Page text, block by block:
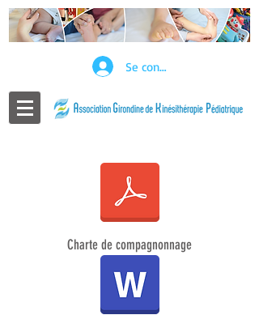
Se connecter
Charte de compagnonnage